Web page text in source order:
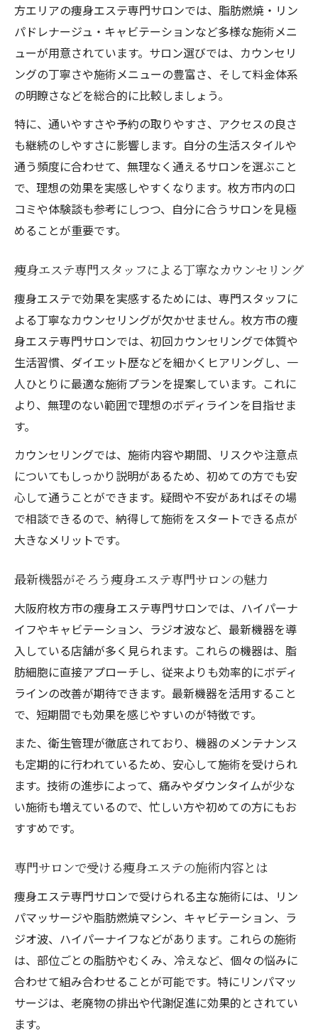
方エリアの痩身エステ専門サロンでは、脂肪燃焼・リン
パドレナージュ・キャビテーションなど多様な施術メニ
ューが用意されています。サロン選びでは、カウンセリ
ングの丁寧さや施術メニューの豊富さ、そして料金体系
の明瞭さなどを総合的に比較しましょう。
特に、通いやすさや予約の取りやすさ、アクセスの良さ
も継続のしやすさに影響します。自分の生活スタイルや
通う頻度に合わせて、無理なく通えるサロンを選ぶこと
で、理想の効果を実感しやすくなります。枚方市内の口
コミや体験談も参考にしつつ、自分に合うサロンを見極
めることが重要です。
痩身エステ専門スタッフによる丁寧なカウンセリング
痩身エステで効果を実感するためには、専門スタッフに
よる丁寧なカウンセリングが欠かせません。枚方市の痩
身エステ専門サロンでは、初回カウンセリングで体質や
生活習慣、ダイエット歴などを細かくヒアリングし、一
人ひとりに最適な施術プランを提案しています。これに
より、無理のない範囲で理想のボディラインを目指せま
す。
カウンセリングでは、施術内容や期間、リスクや注意点
についてもしっかり説明があるため、初めての方でも安
心して通うことができます。疑問や不安があればその場
で相談できるので、納得して施術をスタートできる点が
大きなメリットです。
最新機器がそろう痩身エステ専門サロンの魅力
大阪府枚方市の痩身エステ専門サロンでは、ハイパーナ
イフやキャビテーション、ラジオ波など、最新機器を導
入している店舗が多く見られます。これらの機器は、脂
肪細胞に直接アプローチし、従来よりも効率的にボディ
ラインの改善が期待できます。最新機器を活用すること
で、短期間でも効果を感じやすいのが特徴です。
また、衛生管理が徹底されており、機器のメンテナンス
も定期的に行われているため、安心して施術を受けられ
ます。技術の進歩によって、痛みやダウンタイムが少な
い施術も増えているので、忙しい方や初めての方にもお
すすめです。
専門サロンで受ける痩身エステの施術内容とは
痩身エステ専門サロンで受けられる主な施術には、リン
パマッサージや脂肪燃焼マシン、キャビテーション、ラ
ジオ波、ハイパーナイフなどがあります。これらの施術
は、部位ごとの脂肪やむくみ、冷えなど、個々の悩みに
合わせて組み合わせることが可能です。特にリンパマッ
サージは、老廃物の排出や代謝促進に効果的とされてい
ます。